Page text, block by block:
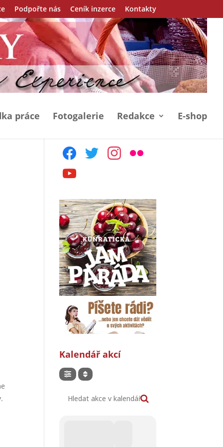
Podpořte nás Ceník inzerce Kontakty
práce Fotogalerie Redakce E-shop
facebooktwitter instagram
flickr
youtube
Kalendář akcí